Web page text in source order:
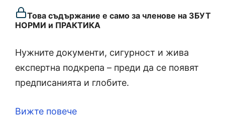
Това съдържание е само за членове на ЗБУТ
НОРМИ и ПРАКТИКА
Нужните документи, сигурност и жива
експертна подкрепа – преди да се появят
предписанията и глобите.
Вижте повече